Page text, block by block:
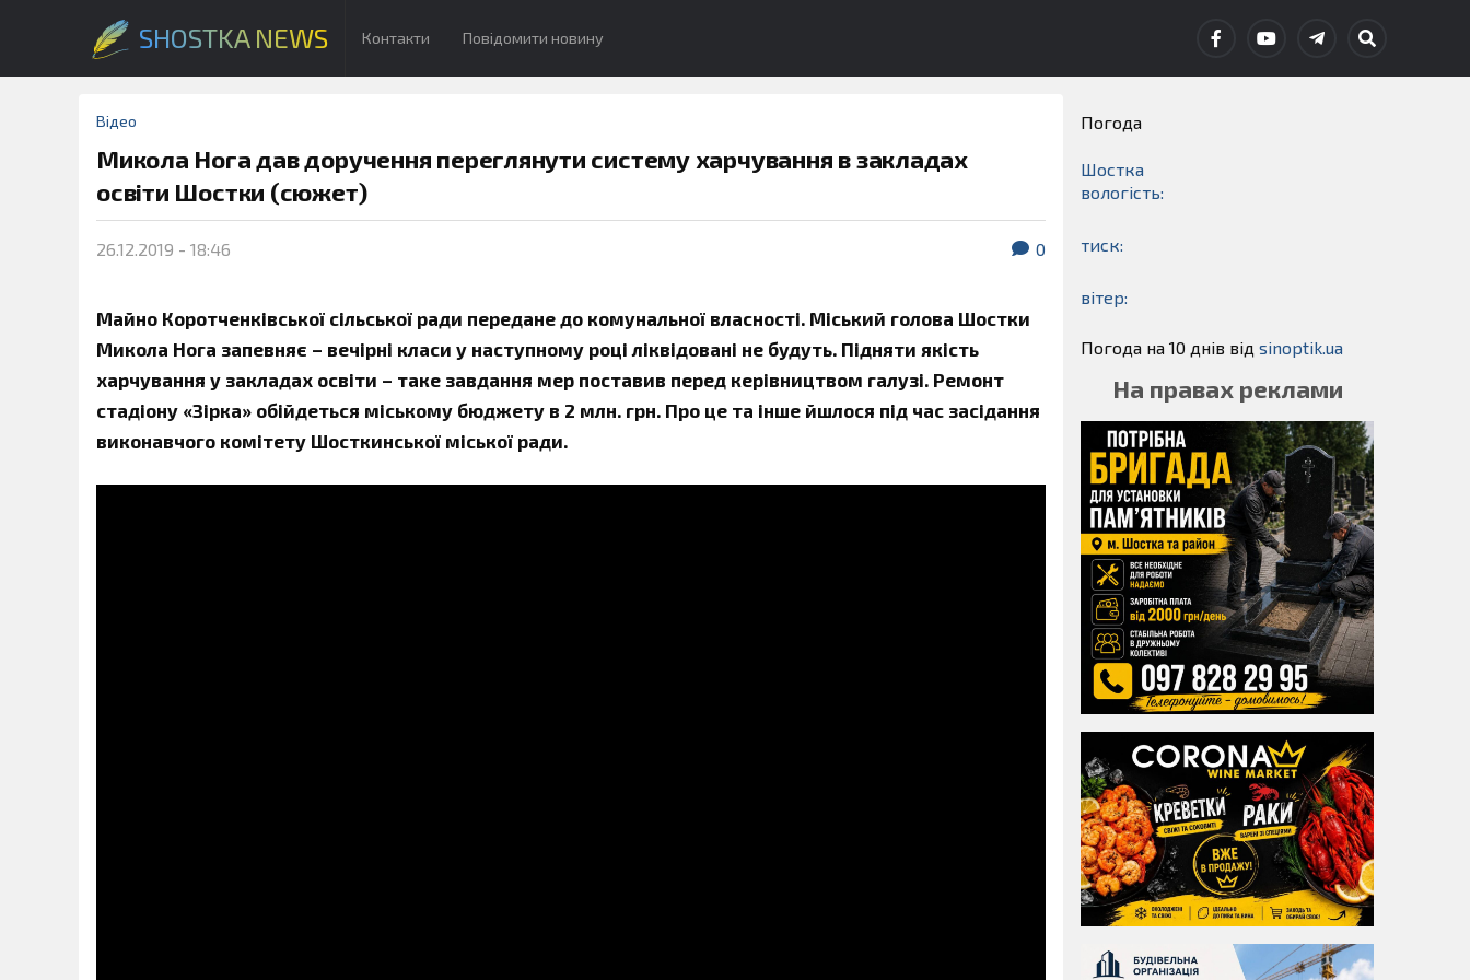
SHOSTKA NEWS Контакти Повідомити новину
Відео
Микола Нога дав доручення переглянути систему харчування в закладах
освіти Шостки (сюжет)
26.12.2019 - 18:46 0
Майно Коротченківської сільської ради передане до комунальної власності. Міський голова Шостки
Микола Нога запевняє – вечірні класи у наступному році ліквідовані не будуть. Підняти якість
харчування у закладах освіти – таке завдання мер поставив перед керівництвом галузі. Ремонт
стадіону «Зірка» обійдеться міському бюджету в 2 млн. грн. Про це та інше йшлося під час засідання
виконавчого комітету Шосткинської міської ради.
Погода
Шостка
вологість:
тиск:
вітер:
Погода на 10 днів від sinoptik.ua
На правах реклами